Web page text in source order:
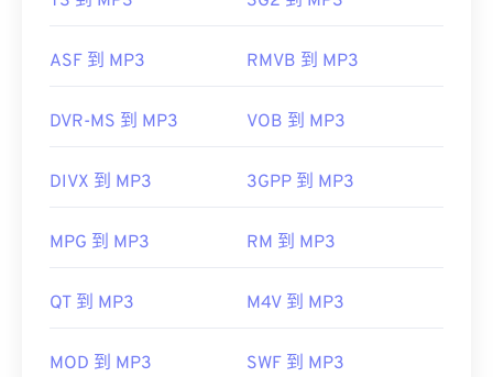
ASF 到 MP3 RMVB 到 MP3
DVR-MS 到 MP3 VOB 到 MP3
DIVX 到 MP3 3GPP 到 MP3
MPG 到 MP3 RM 到 MP3
QT 到 MP3 M4V 到 MP3
MOD 到 MP3 SWF 到 MP3